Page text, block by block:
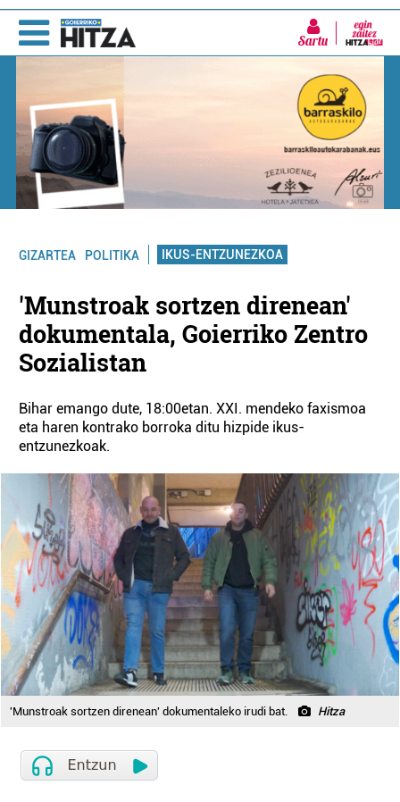
Sartu
GIZARTEA POLITIKA IKUS-ENTZUNEZKOA
'Munstroak sortzen direnean'
dokumentala, Goierriko Zentro
Sozialistan
Bihar emango dute, 18:00etan. XXI. mendeko faxismoa
eta haren kontrako borroka ditu hizpide ikus-
entzunezkoak.
'Munstroak sortzen direnean' dokumentaleko irudi bat. Hitza